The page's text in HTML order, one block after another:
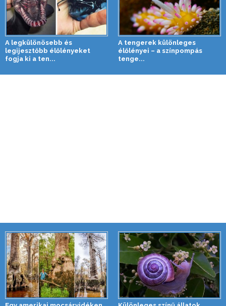
A legkülönösebb és
legijesztőbb élőlényeket
fogja ki a ten...
A tengerek különleges
élőlényei – a színpompás
tenge...